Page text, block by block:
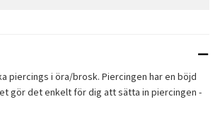
piercings i öra/brosk. Piercingen har en böjd
gör det enkelt för dig att sätta in piercingen -